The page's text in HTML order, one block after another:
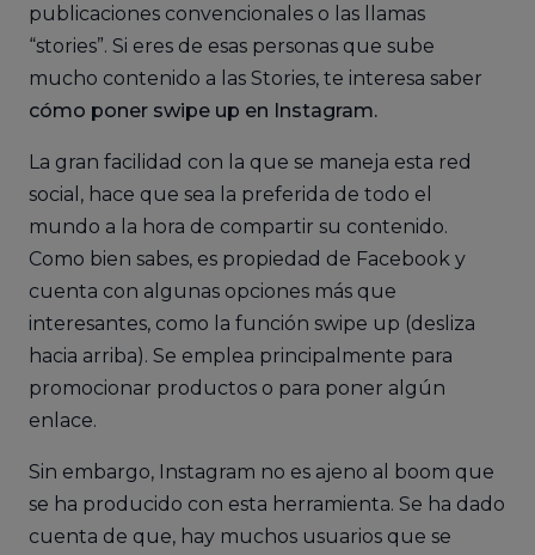
publicaciones convencionales o las llamas
“stories”. Si eres de esas personas que sube
mucho contenido a las Stories, te interesa saber
cómo poner swipe up en Instagram.
La gran facilidad con la que se maneja esta red
social, hace que sea la preferida de todo el
mundo a la hora de compartir su contenido.
Como bien sabes, es propiedad de Facebook y
cuenta con algunas opciones más que
interesantes, como la función swipe up (desliza
hacia arriba). Se emplea principalmente para
promocionar productos o para poner algún
enlace.
Sin embargo, Instagram no es ajeno al boom que
se ha producido con esta herramienta. Se ha dado
cuenta de que, hay muchos usuarios que se